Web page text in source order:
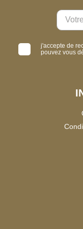
j'accepte de
pouvez vous